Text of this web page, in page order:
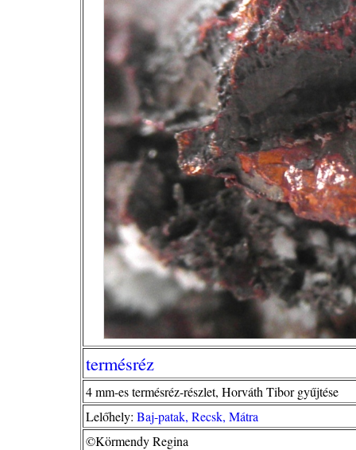
termésréz
4 mm-es termésréz-részlet, Horváth Tibor gyűjtése
Lelőhely: Baj-patak, Recsk, Mátra
©Körmendy Regina